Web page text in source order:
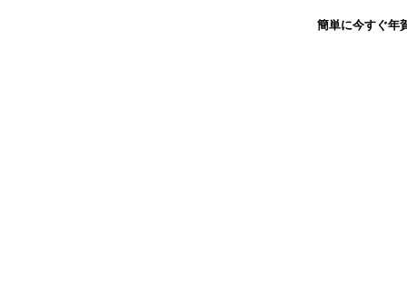
簡単に今すぐ年